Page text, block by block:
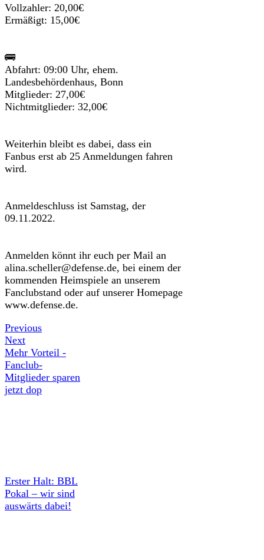
Vollzahler: 20,00€
Ermäßigt: 15,00€
🚌
Abfahrt: 09:00 Uhr, ehem.
Landesbehördenhaus, Bonn
Mitglieder: 27,00€
Nichtmitglieder: 32,00€
Weiterhin bleibt es dabei, dass ein
Fanbus erst ab 25 Anmeldungen fahren
wird.
Anmeldeschluss ist Samstag, der
09.11.2022.
Anmelden könnt ihr euch per Mail an
alina.scheller@defense.de, bei einem der
kommenden Heimspiele an unserem
Fanclubstand oder auf unserer Homepage
www.defense.de.
Previous
Next
Mehr Vorteil -
Fanclub-
Mitglieder sparen
jetzt dop
Erster Halt: BBL
Pokal – wir sind
auswärts dabei!